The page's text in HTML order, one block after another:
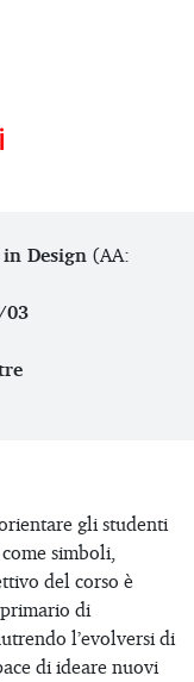
Design (AA:
03
gli studenti
simboli,
del corso è
di
l’evolversi di
di ideare nuovi